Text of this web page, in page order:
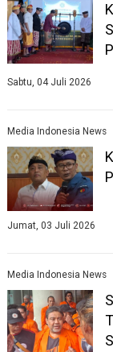
Sabtu, 04 Juli 2026
Media Indonesia News
Jumat, 03 Juli 2026
Media Indonesia News